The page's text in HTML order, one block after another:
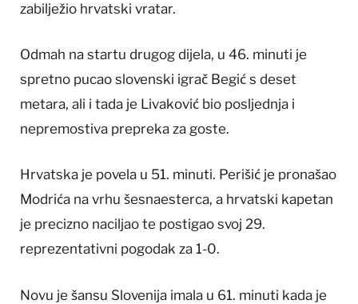
zabilježio hrvatski vratar.
Odmah na startu drugog dijela, u 46. minuti je
spretno pucao slovenski igrač Begić s deset
metara, ali i tada je Livaković bio posljednja i
nepremostiva prepreka za goste.
Hrvatska je povela u 51. minuti. Perišić je pronašao
Modrića na vrhu šesnaesterca, a hrvatski kapetan
je precizno naciljao te postigao svoj 29.
reprezentativni pogodak za 1-0.
Novu je šansu Slovenija imala u 61. minuti kada je